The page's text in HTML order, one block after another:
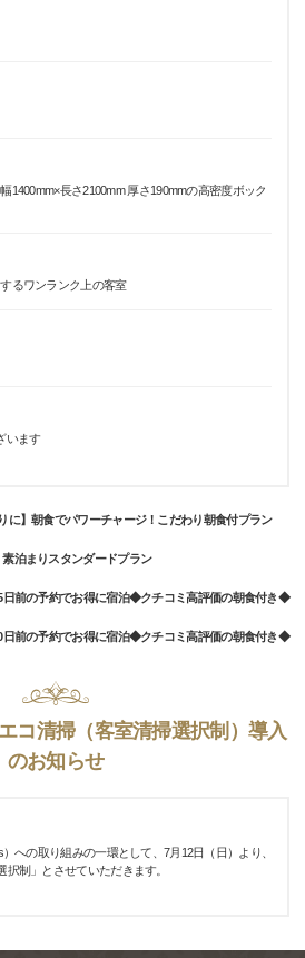
1400mm×長さ2100mm 厚さ190mmの高密度ボック
るワンランク上の客室
います
に】朝食でパワーチャージ！こだわり朝食付プラン
素泊まりスタンダードプラン
日前の予約でお得に宿泊◆クチコミ高評価の朝食付き◆
日前の予約でお得に宿泊◆クチコミ高評価の朝食付き◆
コ清掃（客室清掃選択制）導入
のお知らせ
への取り組みの一環として、7月12日（日）より、
制」とさせていただきます。